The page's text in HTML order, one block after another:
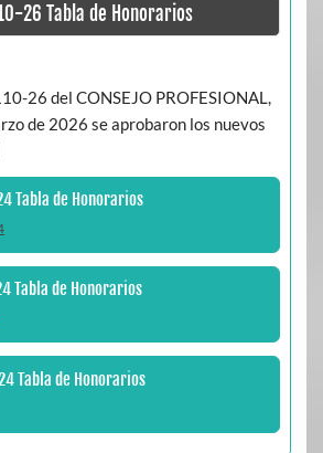
26 Tabla de Honorarios
26 del CONSEJO PROFESIONAL,
de 2026 se aprobaron los nuevos
Tabla de Honorarios
Tabla de Honorarios
Tabla de Honorarios